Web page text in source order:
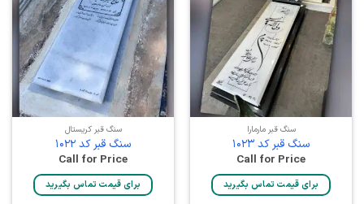
سنگ قبر مارمارا
سنگ قبر کد 1023
Call for Price
برای قیمت تماس بگیرید
سنگ قبر کریستال
سنگ قبر کد 1022
Call for Price
برای قیمت تماس بگیرید